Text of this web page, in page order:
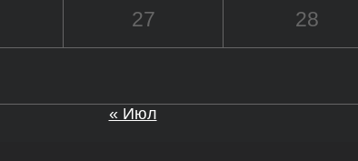
27 28
« Июл